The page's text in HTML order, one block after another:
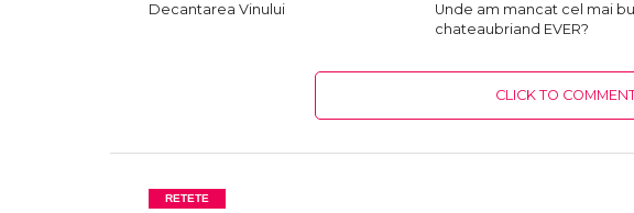
Decantarea Vinului
Unde am mancat cel mai
chateaubriand EVER?
CLICK TO
RETETE